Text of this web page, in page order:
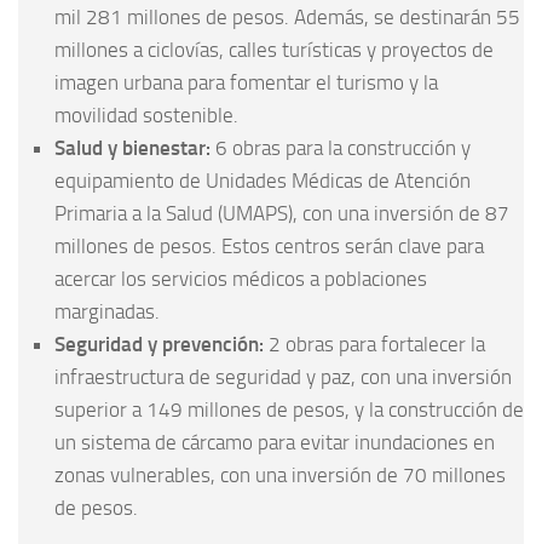
mil 281 millones de pesos. Además, se destinarán 55
millones a ciclovías, calles turísticas y proyectos de
imagen urbana para fomentar el turismo y la
movilidad sostenible.
Salud y bienestar: 6 obras para la construcción y
equipamiento de Unidades Médicas de Atención
Primaria a la Salud (UMAPS), con una inversión de 87
millones de pesos. Estos centros serán clave para
acercar los servicios médicos a poblaciones
marginadas.
Seguridad y prevención: 2 obras para fortalecer la
infraestructura de seguridad y paz, con una inversión
superior a 149 millones de pesos, y la construcción de
un sistema de cárcamo para evitar inundaciones en
zonas vulnerables, con una inversión de 70 millones
de pesos.